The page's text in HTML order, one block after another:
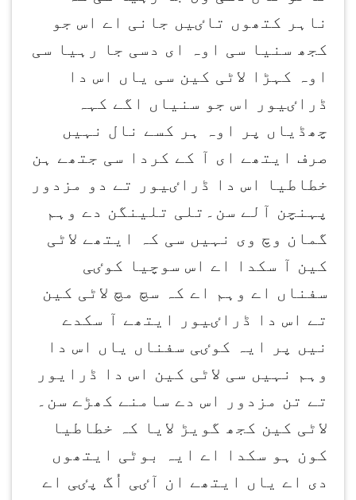
ناہر کتھوں تاٸیں جانی اے اس جو
کجھ سنیا سی اوہ ای دسی جا رہیا سی
اوہ کہڑا لاٹی کین سی یاں اس دا
ڈراٸیور اس جو سنیاں اگے کہہ
چھڈیاں پر اوہ ہر کسے نال نہیں
صرف ایتھے ای آ کے کردا سی جتھے ہن
خطاطیا اس دا ڈراٸیور تے دو مزدور
پہنچن آلے سن۔تلی تلینگن دے وہم
گمان وچ وی نہیں سی کہ ایتھے لاٹی
کین آ سکدا اے اس سوچیا کوٸی
سفناں اے وہم اے کہ سچ مچ لاٹی کین
تے اس دا ڈراٸیور ایتھے آ سکدے
نیں پر ایہ کوٸی سفناں یاں اس دا
وہم نہیں سی لاٹی کین اس دا ڈرایور
تے تن مزدور اس دے سامنے کھڑے سن۔
لاٹی کین کجھ گویڑ لایا کہ خطاطیا
کون ہو سکدا اے ایہ بوٹی ایتھوں
دی اے یاں ایتھے ان آٸی اُگ پٸی اے